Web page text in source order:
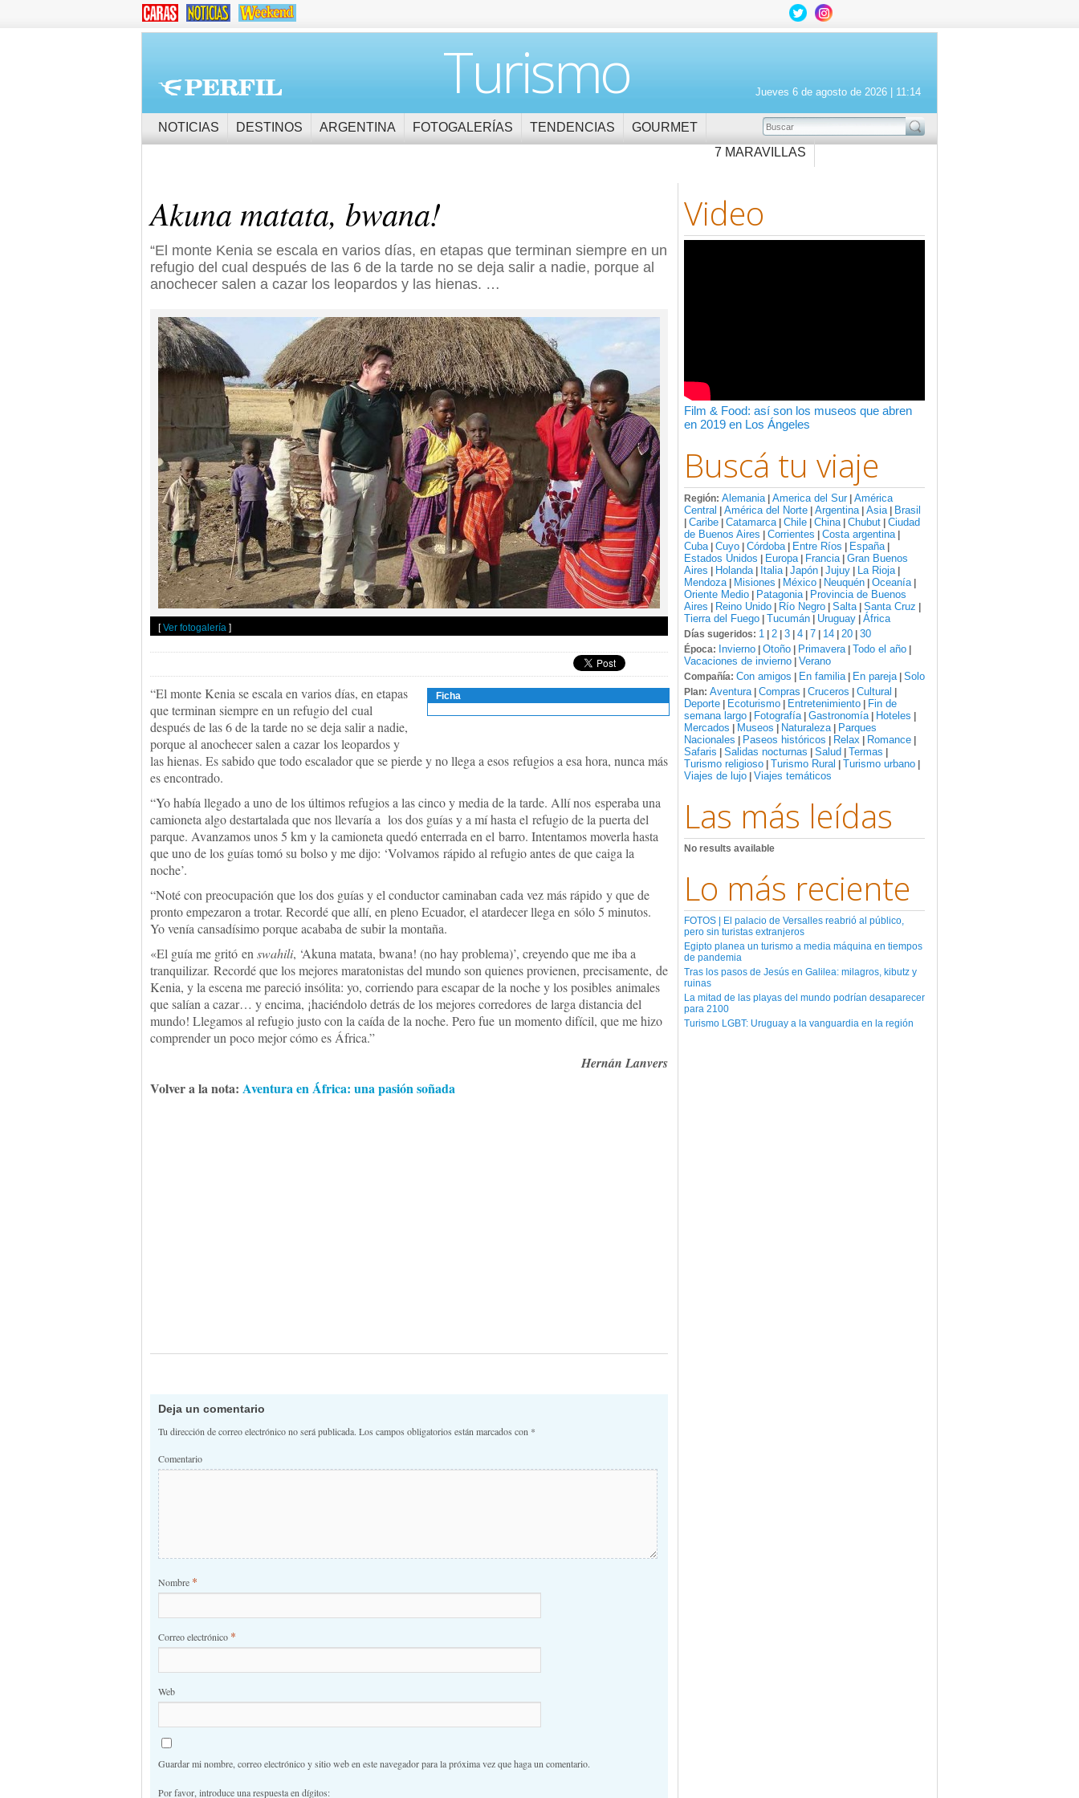
Jueves 6 de agosto de 2026 | 11:14
Turismo
BUSCAR
NOTICIAS DESTINOS ARGENTINA FOTOGALERÍAS TENDENCIAS
GOURMET
7 MARAVILLAS
Video
Film & Food: así son los museos que abren
en 2019 en Los Ángeles
Buscá tu viaje
Región: Alemania| America del Sur| América
Central
América del Norte Argentina| Asia| Brasil
Caribe Catamarca| Chile China| Chubut Ciudad
de Buenos Aires
Corrientes Costa argentina|
Cuba| Cuyo Córdoba| Entre Ríos España|
Estados Unidos Europa| Francia| Gran Buenos
Aires
Holanda| Italia| Japón Jujuy La Rioja|
Mendoza| Misiones México Neuquén Oceanía|
Oriente Medio Patagonia|
Provincia de Buenos
Aires
Reino Unido Río Negro Salta| Santa Cruz
Tierra del Fuego Tucumán Uruguay África
Días sugeridos: 1 2 3 4 7 14 20 30
Época: Invierno Otoño Primavera| Todo el año
Vacaciones de invierno Verano
Compañía: Con amigos En familia| En pareja| Solo
Plan: Aventura| Compras Cruceros Cultural
Deporte Ecoturismo Entretenimiento
Fin de
semana largo
Fotografía| Gastronomía| Hoteles
Mercados Museos Naturaleza|
Parques
Nacionales
Paseos históricos Relax Romance
Safaris Salidas nocturnas Salud Termas
Turismo religioso Turismo Rural Turismo urbano
Viajes de lujo Viajes temáticos
Las más leídas
No results available
Lo más reciente
FOTOS | El palacio de Versalles reabrió al público,
pero sin turistas extranjeros
Egipto planea un turismo a media máquina en tiempos
de pandemia
Tras los pasos de Jesús en Galilea: milagros, kibutz y
ruinas
La mitad de las playas del mundo podrían desaparecer
para 2100
Turismo LGBT: Uruguay a la vanguardia en la región
Akuna matata, bwana!
“El monte Kenia se escala en varios días, en etapas que terminan siempre en un
refugio del cual después de las 6 de la tarde no se deja salir a nadie, porque al
anochecer salen a cazar los leopardos y las hienas. …
[Ver fotogalería ]
Ficha
“El monte Kenia se escala en varios días, en etapas
que terminan siempre en un refugio del cual
después de las 6 de la tarde no se deja salir a nadie,
porque al anochecer salen a cazar los leopardos y
las hienas. Es sabido que todo escalador que se pierde y no llega a esos refugios a esa hora, nunca más
es encontrado.
“Yo había llegado a uno de los últimos refugios a las cinco y media de la tarde. Allí nos esperaba una
camioneta algo destartalada que nos llevaría a los dos guías y a mí hasta el refugio de la puerta del
parque. Avanzamos unos 5 km y la camioneta quedó enterrada en el barro. Intentamos moverla hasta
que uno de los guías tomó su bolso y me dijo: ‘Volvamos rápido al refugio antes de que caiga la
noche’.
“Noté con preocupación que los dos guías y el conductor caminaban cada vez más rápido y que de
pronto empezaron a trotar. Recordé que allí, en pleno Ecuador, el atardecer llega en sólo 5 minutos.
Yo venía cansadísimo porque acababa de subir la montaña.
«El guía me gritó en swahili, ‘Akuna matata, bwana! (no hay problema)’, creyendo que me iba a
tranquilizar. Recordé que los mejores maratonistas del mundo son quienes provienen, precisamente, de
Kenia, y la escena me pareció insólita: yo, corriendo para escapar de la noche y los posibles animales
que salían a cazar… y encima, ¡haciéndolo detrás de los mejores corredores de larga distancia del
mundo! Llegamos al refugio justo con la caída de la noche. Pero fue un momento difícil, que me hizo
comprender un poco mejor cómo es África.”
Hernán Lanvers
Volver a la nota: Aventura en África: una pasión soñada
Deja un comentario
Tu dirección de correo electrónico no será publicada. Los campos obligatorios están marcados con *
Comentario
Nombre *
Correo electrónico *
Web
Guardar mi nombre, correo electrónico y sitio web en este navegador para la próxima vez que haga un comentario.
Por favor, introduce una respuesta en dígitos: